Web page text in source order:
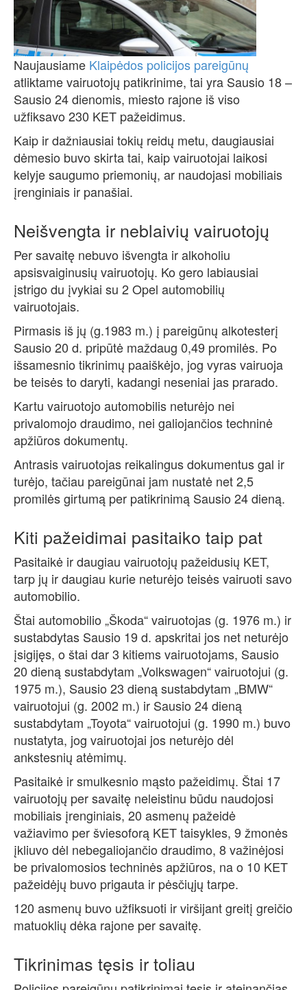
Naujausiame Klaipėdos policijos pareigūnų
atliktame vairuotojų patikrinime, tai yra Sausio 18 –
Sausio 24 dienomis, miesto rajone iš viso
užfiksavo 230 KET pažeidimus.
Kaip ir dažniausiai tokių reidų metu, daugiausiai
dėmesio buvo skirta tai, kaip vairuotojai laikosi
kelyje saugumo priemonių, ar naudojasi mobiliais
įrenginiais ir panašiai.
Neišvengta ir neblaivių vairuotojų
Per savaitę nebuvo išvengta ir alkoholiu
apsisvaiginusių vairuotojų. Ko gero labiausiai
įstrigo du įvykiai su 2 Opel automobilių
vairuotojais.
Pirmasis iš jų (g.1983 m.) į pareigūnų alkotesterį
Sausio 20 d. pripūtė maždaug 0,49 promilės. Po
išsamesnio tikrinimų paaiškėjo, jog vyras vairuoja
be teisės to daryti, kadangi neseniai jas prarado.
Kartu vairuotojo automobilis neturėjo nei
privalomojo draudimo, nei galiojančios techninė
apžiūros dokumentų.
Antrasis vairuotojas reikalingus dokumentus gal ir
turėjo, tačiau pareigūnai jam nustatė net 2,5
promilės girtumą per patikrinimą Sausio 24 dieną.
Kiti pažeidimai pasitaiko taip pat
Pasitaikė ir daugiau vairuotojų pažeidusių KET,
tarp jų ir daugiau kurie neturėjo teisės vairuoti savo
automobilio.
Štai automobilio „Škoda“ vairuotojas (g. 1976 m.) ir
sustabdytas Sausio 19 d. apskritai jos net neturėjo
įsigijęs, o štai dar 3 kitiems vairuotojams, Sausio
20 dieną sustabdytam „Volkswagen“ vairuotojui (g.
1975 m.), Sausio 23 dieną sustabdytam „BMW“
vairuotojui (g. 2002 m.) ir Sausio 24 dieną
sustabdytam „Toyota“ vairuotojui (g. 1990 m.) buvo
nustatyta, jog vairuotojai jos neturėjo dėl
ankstesnių atėmimų.
Pasitaikė ir smulkesnio mąsto pažeidimų. Štai 17
vairuotojų per savaitę neleistinu būdu naudojosi
mobiliais įrenginiais, 20 asmenų pažeidė
važiavimo per šviesoforą KET taisykles, 9 žmonės
įkliuvo dėl nebegaliojančio draudimo, 8 važinėjosi
be privalomosios techninės apžiūros, na o 10 KET
pažeidėjų buvo prigauta ir pėsčiųjų tarpe.
120 asmenų buvo užfiksuoti ir viršijant greitį greičio
matuoklių dėka rajone per savaitę.
Tikrinimas tęsis ir toliau